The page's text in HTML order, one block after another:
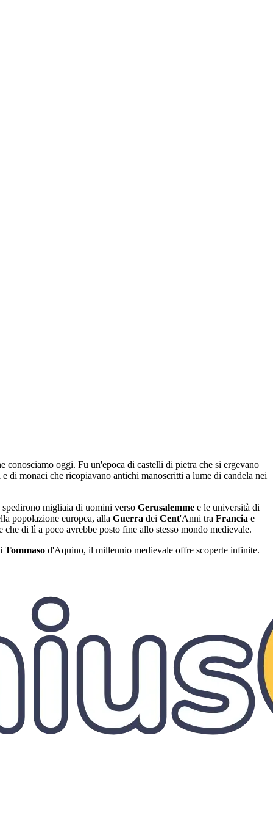
conosciamo oggi. Fu un'epoca di castelli di pietra che si ergevano
di monaci che ricopiavano antichi manoscritti a lume di candela nei
spedirono migliaia di uomini verso Gerusalemme e le università di
popolazione europea, alla Guerra dei Cent'Anni tra Francia e
di lì a poco avrebbe posto fine allo stesso mondo medievale.
Tommaso d'Aquino, il millennio medievale offre scoperte infinite.